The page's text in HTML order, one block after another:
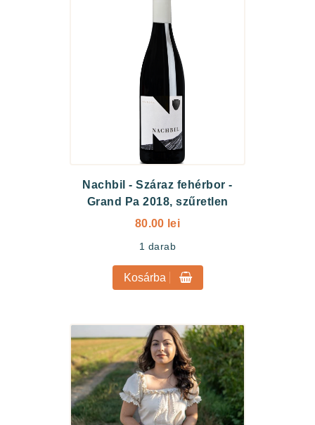
Nachbil -Száraz fehérbor -
Grand Pa 2018, szűretlen
80.00 lei
1 darab
Kosárba